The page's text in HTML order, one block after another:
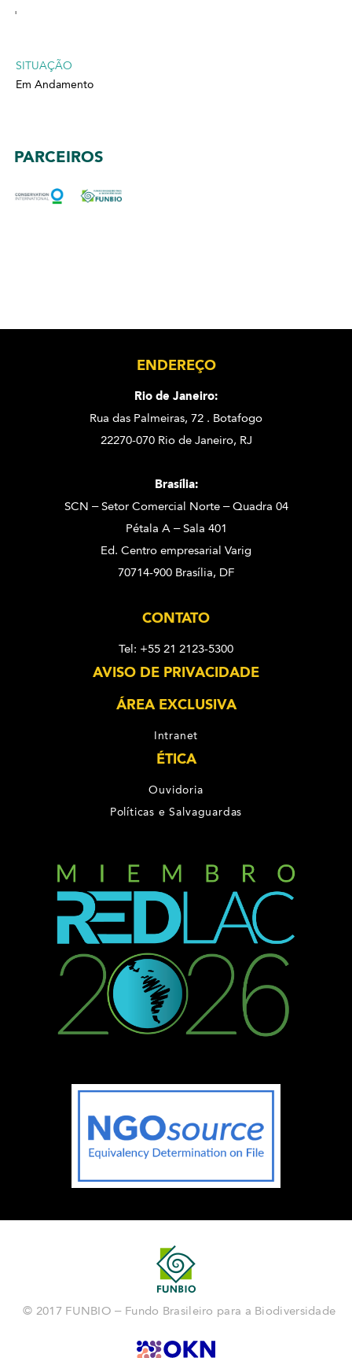
'
SITUAÇÃO
Em Andamento
PARCEIROS
ENDEREÇO
Rio de Janeiro:
Rua das Palmeiras, 72 . Botafogo
22270-070 Rio de Janeiro, RJ
Brasília:
SCN – Setor Comercial Norte – Quadra 04
Pétala A – Sala 401
Ed. Centro empresarial Varig
70714-900 Brasília, DF
CONTATO
Tel: +55 21 2123-5300
AVISO DE PRIVACIDADE
ÁREA EXCLUSIVA
Intranet
ÉTICA
Ouvidoria
Políticas e Salvaguardas
© 2017 FUNBIO – Fundo Brasileiro para a Biodiversidade